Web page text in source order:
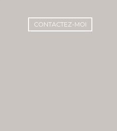
CONTACTEZ-MOI